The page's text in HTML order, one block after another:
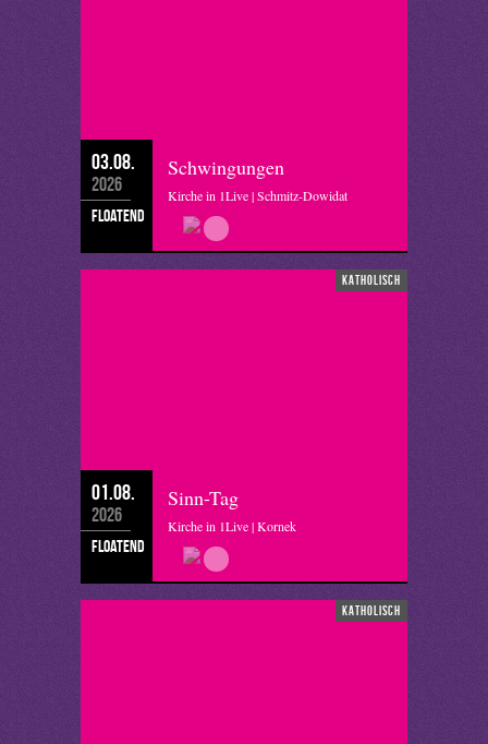
03.08.
2026
floatend
Schwingungen
Kirche in 1Live | Schmitz-Dowidat
katholisch
01.08.
2026
floatend
Sinn-Tag
Kirche in 1Live | Kornek
katholisch